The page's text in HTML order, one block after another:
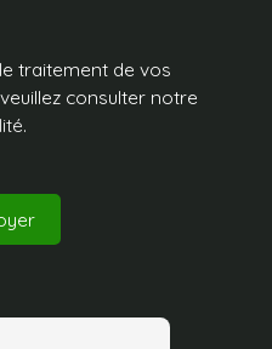
traitement de vos
consulter notre
.